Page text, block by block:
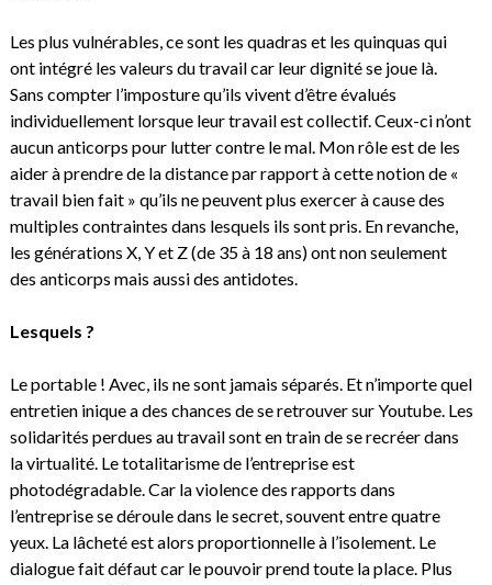
Les plus vulnérables, ce sont les quadras et les quinquas qui
ont intégré les valeurs du travail car leur dignité se joue là.
Sans compter l’imposture qu’ils vivent d’être évalués
individuellement lorsque leur travail est collectif. Ceux-ci n’ont
aucun anticorps pour lutter contre le mal. Mon rôle est de les
aider à prendre de la distance par rapport à cette notion de «
travail bien fait » qu’ils ne peuvent plus exercer à cause des
multiples contraintes dans lesquels ils sont pris. En revanche,
les générations X, Y et Z (de 35 à 18 ans) ont non seulement
des anticorps mais aussi des antidotes.
Lesquels ?
Le portable ! Avec, ils ne sont jamais séparés. Et n’importe quel
entretien inique a des chances de se retrouver sur Youtube. Les
solidarités perdues au travail sont en train de se recréer dans
la virtualité. Le totalitarisme de l’entreprise est
photodégradable. Car la violence des rapports dans
l’entreprise se déroule dans le secret, souvent entre quatre
yeux. La lâcheté est alors proportionnelle à l’isolement. Le
dialogue fait défaut car le pouvoir prend toute la place. Plus